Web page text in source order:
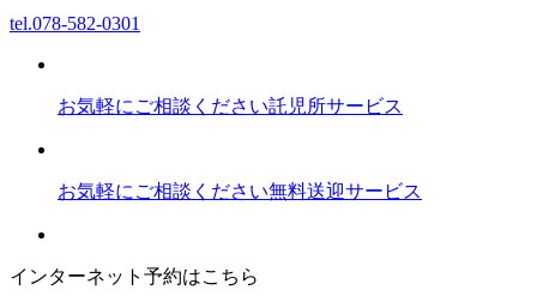
tel.078-582-0301
お気軽にご相談ください託児所サービス
お気軽にご相談ください無料送迎サービス
インターネット予約はこちら